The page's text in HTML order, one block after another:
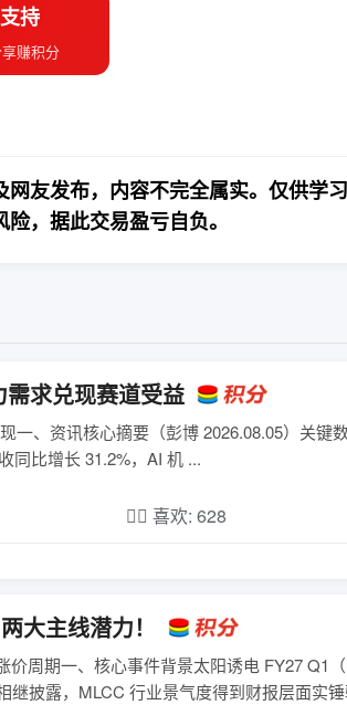
持
赚积分
友发布，内容不完全属实。仅供学
，据此交易盈亏自负。
求兑现赛道受益
一、资讯核心摘要（彭博 2026.08.05）关键
同比增长 31.2%，AI 机 ...
❤️‍🔥 喜欢: 628
大主线潜力！
周期一、核心事件背景太阳诱电 FY27 Q1
披露，MLCC 行业景气度得到财报层面实